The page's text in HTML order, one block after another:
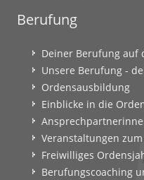
Berufung
Deiner Berufung auf
Unsere Berufung -
Ordensausbildung
Einblicke in die
Veranstaltungen
Freiwilliges
Berufungscoaching